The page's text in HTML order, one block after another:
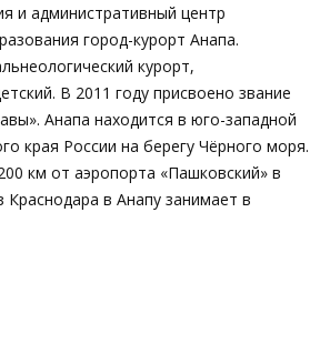
и административный центр
город-курорт Анапа.
курорт,
В 2011 году присвоено звание
Анапа находится в юго-западной
края России на берегу Чёрного моря.
км от аэропорта «Пашковский» в
Краснодара в Анапу занимает в